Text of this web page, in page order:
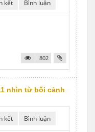
kết Bình luận
802
nhìn từ bối cảnh
kết Bình luận